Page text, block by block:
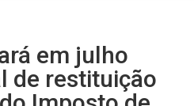
em julho
de restituição